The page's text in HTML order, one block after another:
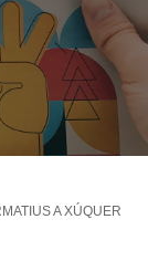
A XÚQUER